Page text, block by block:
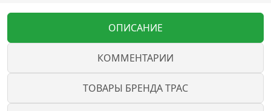
ОПИСАНИЕ
КОММЕНТАРИИ
ТОВАРЫ БРЕНДА ТРАС